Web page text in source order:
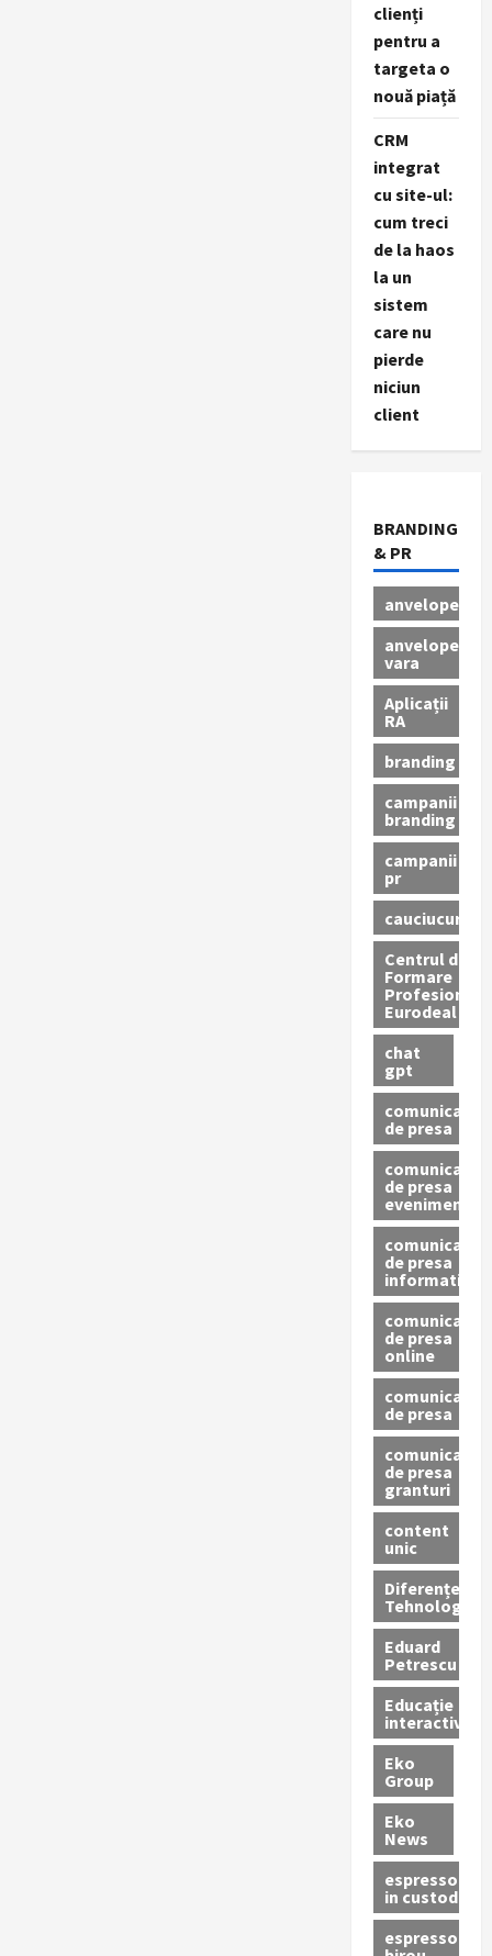
clienți
pentru a
targeta o
nouă piață
CRM
integrat
cu site-ul:
cum treci
de la haos
la un
sistem
care nu
pierde
niciun
client
BRANDING
& PR
anvelope
anvelope
vara
Aplicații
RA
branding
campanii
branding
campanii
pr
cauciucuri
Centrul de
Formare
Profesionala
Eurodeal
chat
gpt
comunicat
de presa
comunicat
de presa
eveniment
comunicat
de presa
informativ
comunicat
de presa
online
comunicate
de presa
comunicate
de presa
granturi
content
unic
Diferențe
Tehnologice
Eduard
Petrescu
Educație
interactivă
Eko
Group
Eko
News
espressoare
in custodie
espressor